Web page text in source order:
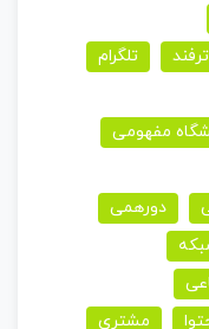
ترفند
تلگرام
مفهومی
دورهمی
مشتری